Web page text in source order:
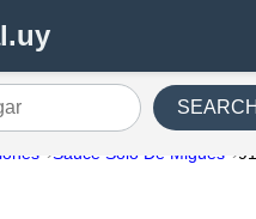
Sauce Solo De Migues